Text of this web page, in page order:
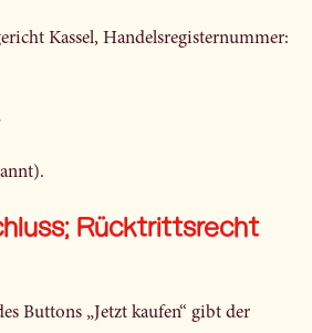
Kassel, Handelsregisternummer:
Rücktrittsrecht
Buttons „Jetzt kaufen“ gibt der